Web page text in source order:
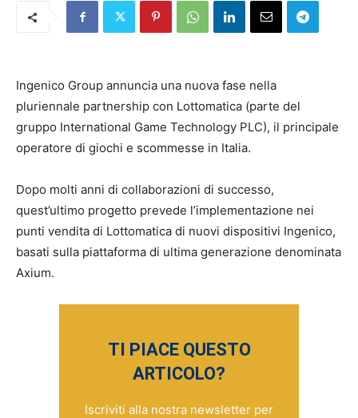
Ingenico Group annuncia una nuova fase nella
pluriennale partnership con Lottomatica (parte del
gruppo International Game Technology PLC), il principale
operatore di giochi e scommesse in Italia.
Dopo molti anni di collaborazioni di successo,
quest’ultimo progetto prevede l’implementazione nei
punti vendita di Lottomatica di nuovi dispositivi Ingenico,
basati sulla piattaforma di ultima generazione denominata
Axium.
TI PIACE QUESTO
ARTICOLO?
Iscriviti alla nostra newsletter per